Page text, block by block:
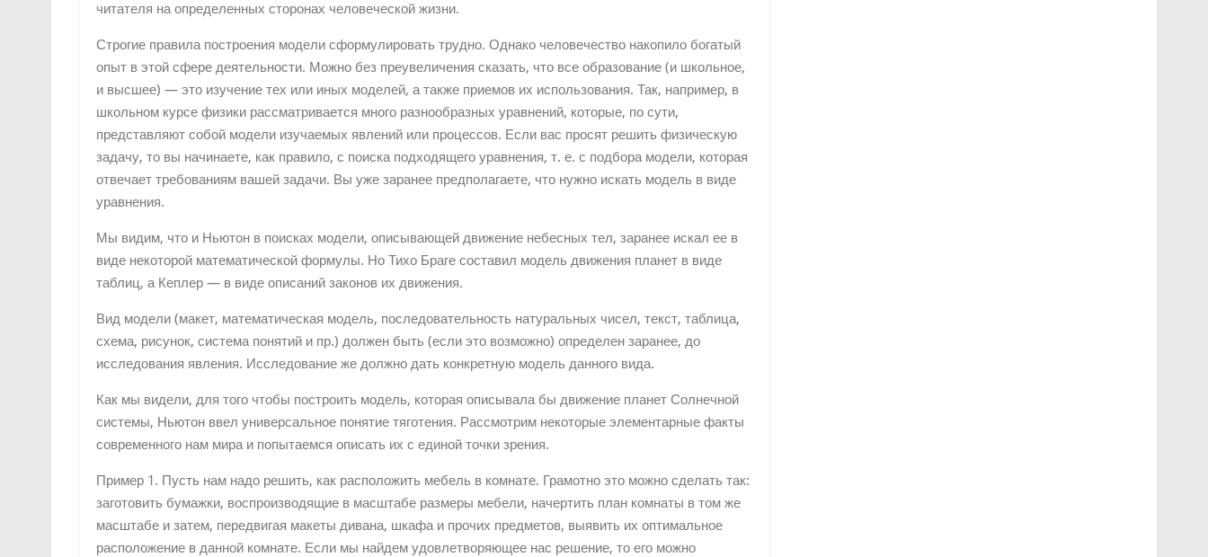
читателя на определенных сторонах человеческой жизни.
Строгие правила построения модели сформулировать трудно. Однако человечество накопило богатый
опыт в этой сфере деятельности. Можно без преувеличения сказать, что все образование (и школьное,
и высшее) — это изучение тех или иных моделей, а также приемов их использования. Так, например, в
школьном курсе физики рассматри­вается много разнообразных уравнений, которые, по сути,
представляют собой модели изучаемых явлений или процессов. Если вас просят решить физическую
задачу, то вы начинаете, как правило, с поиска подходящего уравнения, т. е. с подбора модели, которая
отвечает требованиям вашей задачи. Вы уже заранее предполагаете, что нужно искать модель в виде
уравнения.
Мы видим, что и Ньютон в поисках модели, описывающей движение небесных тел, заранее искал ее в
виде некоторой математической формулы. Но Тихо Браге составил модель движения планет в виде
таблиц, а Кеплер — в виде описаний законов их движения.
Вид модели (макет, математическая модель, последовательность натуральных чисел, текст, таблица,
схема, рисунок, система понятий и пр.) должен быть (если это возможно) определен заранее, до
исследования явления. Исследование же должно дать конкретную модель данного вида.
Как мы видели, для того чтобы построить модель, которая описывала бы движение планет Солнечной
системы, Ньютон ввел универсальное понятие тяготения. Рассмотрим некоторые элементарные факты
современного нам мира и попытаемся описать их с единой точки зрения.
Пример 1. Пусть нам надо решить, как расположить мебель в комнате. Грамотно это можно сделать так:
заготовить бумажки, воспроизводящие в масштабе размеры мебели, начертить план комнаты в том же
масштабе и затем, передвигая макеты дивана, шкафа и прочих предметов, выявить их оптимальное
расположение в данной комнате. Если мы найдем удовлетворяющее нас решение, то его можно